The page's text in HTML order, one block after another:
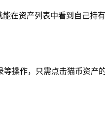
在资产列表中看到自己持
操作，只需点击猫币资产